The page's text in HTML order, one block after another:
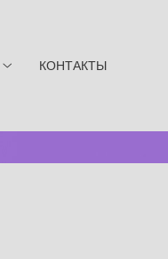
КОНТАКТЫ